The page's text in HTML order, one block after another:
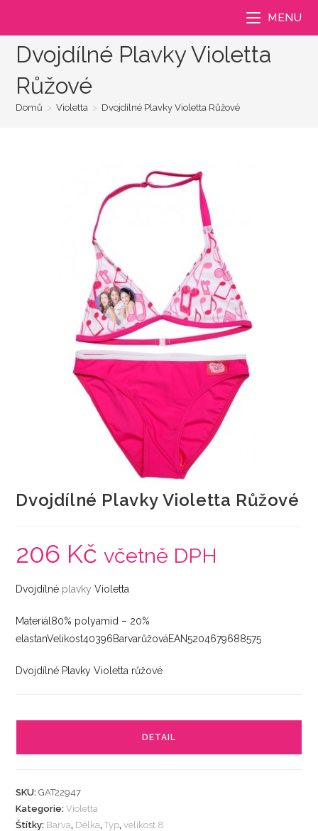
MENU
Dvojdílné Plavky Violetta
Růžové
Domů > Violetta > Dvojdílné Plavky Violetta Růžové
Dvojdílné Plavky Violetta Růžové
206 Kč včetně DPH
Dvojdílné plavky Violetta
Materiál80% polyamid – 20%
elastanVelikost40396BarvarůžováEAN5204679688575
Dvojdílné Plavky Violetta růžové
DETAIL
SKU:GAT22947
Kategorie:Violetta
Štítky: Barva, Délka,Typ,velikost 8